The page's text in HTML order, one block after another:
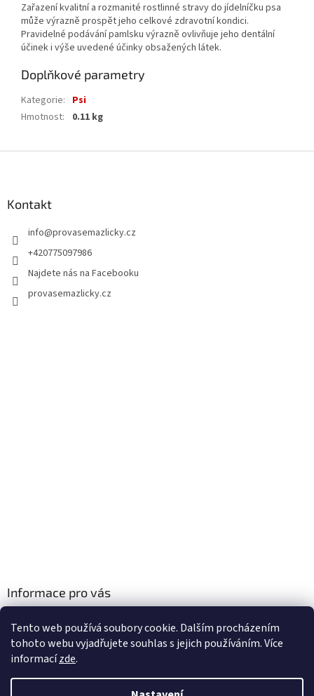
Tento web používá soubory cookie. Dalším procházením
tohoto webu vyjadřujete souhlas s jejich používáním. Více
informacízde.
Zařazení kvalitní a rozmanité rostlinné stravy do jídelníčku psa
může výrazně prospět jeho celkové zdravotní kondici.
Pravidelné podávání pamlsku výrazně ovlivňuje jeho dentální
účinek i výše uvedené účinky obsažených látek.
Doplňkové parametry
Kategorie: Psi
Hmotnost: 0.11 kg
Kontakt
info@provasemazlicky.cz
+420775097986
Najdete nás na Facebooku
provasemazlicky.cz
Informace pro vás
Podmínky ochrany osobních údajů